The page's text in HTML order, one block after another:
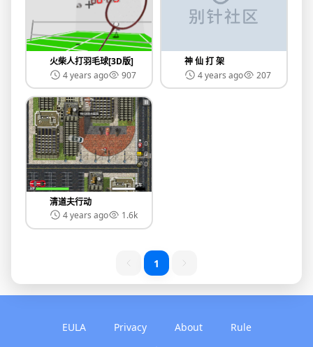
火柴人打羽毛球[3D版]
4 years ago
907
神 仙 打 架
4 years ago
207
清道夫行动
4 years ago
1.6k
1
EULA Privacy About Rule